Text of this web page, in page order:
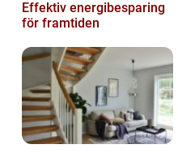
Effektiv energibesparing
för framtiden